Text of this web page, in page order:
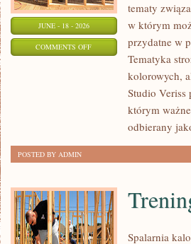
JUNE - 18 - 2026
COMMENTS OFFON
POCZĄTKUJĄCEJ
tematy
w którym
przydatne w
Tematyka
kolorowych,
Studio Veriss
którym
odbierany
POSTED BY ADMIN
Spalarnia